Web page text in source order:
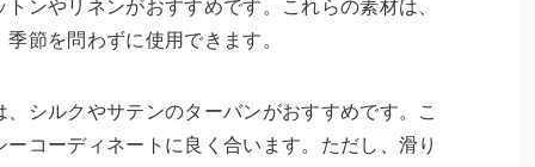
ンやリネンがおすすめです。これらの素材は、
節を問わずに使用できます。
シルクやサテンのターバンがおすすめです。こ
コーディネートに良く合います。ただし、滑り